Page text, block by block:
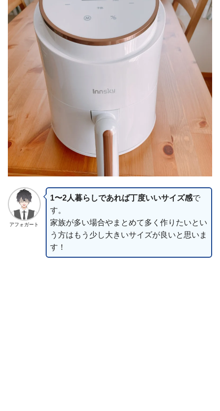
アフォガート
1〜2人暮らしであれば丁度いいサイズ感で
す。
家族が多い場合やまとめて多く作りたいとい
う方はもう少し大きいサイズが良いと思いま
す！